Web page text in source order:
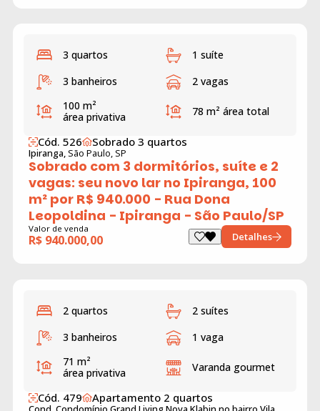
3 quartos
1 suíte
3 banheiros
2 vagas
100 m²
área privativa
78 m² área total
Cód. 526 Sobrado 3 quartos
Ipiranga, São Paulo, SP
Sobrado com 3 dormitórios, suíte e 2
vagas: seu novo lar no Ipiranga, 100
m² por R$ 940.000 - Rua Dona
Leopoldina - Ipiranga - São Paulo/SP
Valor de venda
R$ 940.000,00 Detalhes
2 quartos
2 suítes
3 banheiros
1 vaga
71 m²
área privativa
Varanda gourmet
Cód. 479 Apartamento 2 quartos